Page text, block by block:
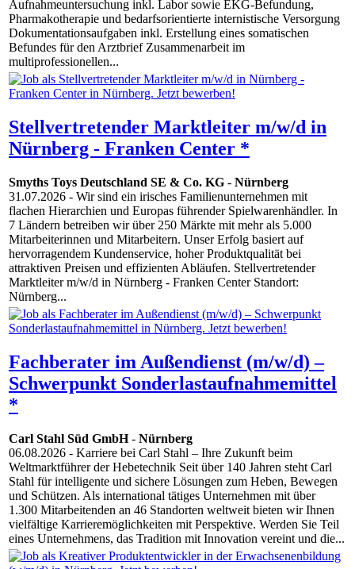
Aufnahmeuntersuchung inkl. Labor sowie EKG-Befundung,
Pharmakotherapie und bedarfsorientierte internistische Versorgung
Dokumentationsaufgaben inkl. Erstellung eines somatischen
Befundes für den Arztbrief Zusammenarbeit im
multiprofessionellen...
Stellvertretender Marktleiter m/w/d in
Nürnberg - Franken Center *
Smyths Toys Deutschland SE & Co. KG - Nürnberg
31.07.2026 - Wir sind ein irisches Familienunternehmen mit
flachen Hierarchien und Europas führender Spielwarenhändler. In
7 Ländern betreiben wir über 250 Märkte mit mehr als 5.000
Mitarbeiterinnen und Mitarbeitern. Unser Erfolg basiert auf
hervorragendem Kundenservice, hoher Produktqualität bei
attraktiven Preisen und effizienten Abläufen. Stellvertretender
Marktleiter m/w/d in Nürnberg - Franken Center Standort:
Nürnberg...
Fachberater im Außendienst (m/w/d) –
Schwerpunkt Sonderlastaufnahmemittel
*
Carl Stahl Süd GmbH- Nürnberg
06.08.2026 - Karriere bei Carl Stahl – Ihre Zukunft beim
Weltmarktführer der Hebetechnik Seit über 140 Jahren steht Carl
Stahl für intelligente und sichere Lösungen zum Heben, Bewegen
und Schützen. Als international tätiges Unternehmen mit über
1.300 Mitarbeitenden an 46 Standorten weltweit bieten wir Ihnen
vielfältige Karrieremöglichkeiten mit Perspektive. Werden Sie Teil
eines Unternehmens, das Tradition mit Innovation vereint und die...